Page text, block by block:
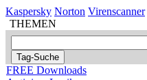
Kaspersky Norton Virenscanner
THEMEN
FREE Downloads